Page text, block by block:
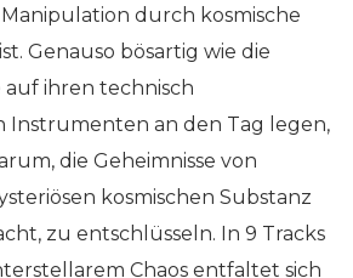
durch kosmische
Genauso bösartig wie die
auf ihren technisch
Instrumenten an den Tag legen,
die Geheimnisse von
kosmischen Substanz
zu entschlüsseln. In 9 Tracks
Chaos entfaltet sich